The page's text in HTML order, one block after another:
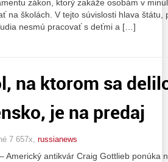
zákon, ktorý zakáže osobám v
na školách. V tejto súvislosti hlava
nesmú pracovať s deťmi a […]
na ktorom sa
je na predaj
7 657x, russianews
Americký antikvár Craig Gottlieb ponúka